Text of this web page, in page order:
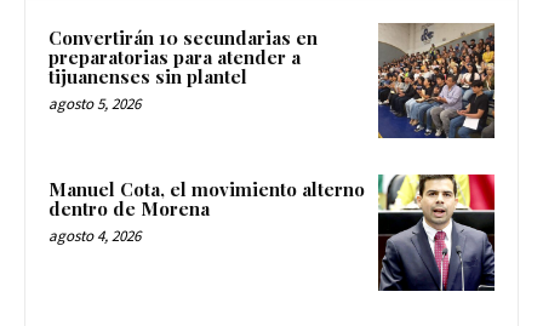
Convertirán 10 secundarias en
preparatorias para atender a
tijuanenses sin plantel
agosto 5, 2026
Manuel Cota, el movimiento alterno
dentro de Morena
agosto 4, 2026